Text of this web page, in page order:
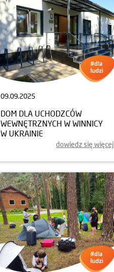
09.09.2025
DOM DLA UCHODZCÓW
WEWNĘTRZNYCH W WINNICY
W UKRAINIE
dowiedz się więcej